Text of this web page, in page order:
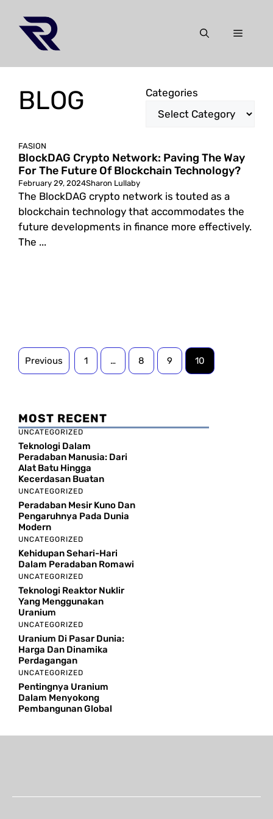
content
Menu
BLOG Categories
FASION
BlockDAG Crypto Network: Paving The Way
For The Future Of Blockchain Technology?
February 29, 2024Sharon Lullaby
The BlockDAG crypto network is touted as a
blockchain technology that accommodates the
future developments in finance more effectively.
The ...
Previous 1 … 8 9 10
MOST RECENT
UNCATEGORIZED
Teknologi Dalam
Peradaban Manusia: Dari
Alat Batu Hingga
Kecerdasan Buatan
UNCATEGORIZED
Peradaban Mesir Kuno Dan
Pengaruhnya Pada Dunia
Modern
UNCATEGORIZED
Kehidupan Sehari-Hari
Dalam Peradaban Romawi
UNCATEGORIZED
Teknologi Reaktor Nuklir
Yang Menggunakan
Uranium
UNCATEGORIZED
Uranium Di Pasar Dunia:
Harga Dan Dinamika
Perdagangan
UNCATEGORIZED
Pentingnya Uranium
Dalam Menyokong
Pembangunan Global